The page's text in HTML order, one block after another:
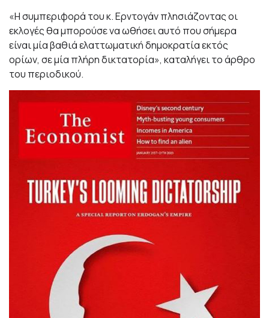
«Η συμπεριφορά του κ. Ερντογάν πλησιάζοντας οι
εκλογές θα μπορούσε να ωθήσει αυτό που σήμερα
είναι μία βαθιά ελαττωματική δημοκρατία εκτός
ορίων, σε μία πλήρη δικτατορία», καταλήγει το άρθρο
του περιοδικού.